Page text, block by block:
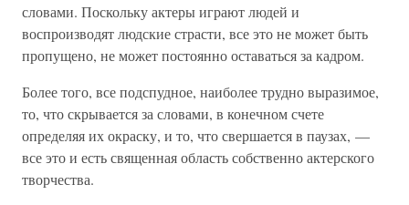
словами. Поскольку актеры играют людей и
воспроизводят людские страсти, все это не может быть
пропущено, не может постоянно оставаться за кадром.
Более того, все подспудное, наиболее трудно выразимое,
то, что скрывается за словами, в конечном счете
определяя их окраску, и то, что свершается в паузах, —
все это и есть священная область собственно актерского
творчества.